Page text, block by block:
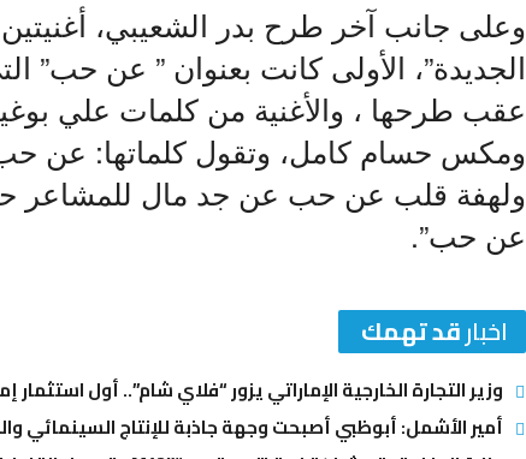
وعلى جانب آخر طرح بدر الشعيبي،
الجديدة”، الأولى كانت بعنوان ” عن حب”
عقب طرحها ، والأغنية من كلمات علي
ومكس حسام كامل، وتقول كلماتها:
ولهفة قلب عن حب عن جد مال للمشاعر
عن حب”.
اخبارقد تهمك
وزير التجارة الخارجية الإماراتي يزور “فلاي شام”.. أول استثمار
أمير الأشمل: أبوظبي أصبحت وجهة جاذبة للإنتاج السينمائي